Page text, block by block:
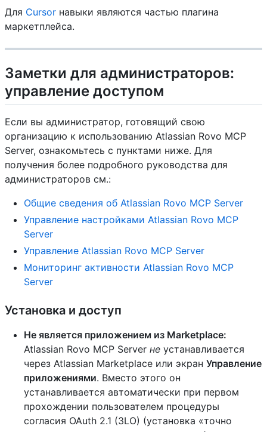
Для Cursor навыки являются частью плагина
маркетплейса.
Заметки для администраторов:
управление доступом
Если вы администратор, готовящий свою
организацию к использованию Atlassian Rovo MCP
Server, ознакомьтесь с пунктами ниже. Для
получения более подробного руководства для
администраторов см.:
Общие сведения об Atlassian Rovo MCP Server
Управление настройками Atlassian Rovo MCP
Server
Управление Atlassian Rovo MCP Server
Мониторинг активности Atlassian Rovo MCP
Server
Установка и доступ
Не является приложением из Marketplace:
Atlassian Rovo MCP Server не устанавливается
через Atlassian Marketplace или экран Управление
приложениями. Вместо этого он
устанавливается автоматически при первом
прохождении пользователем процедуры
согласия OAuth 2.1 (3LO) (установка «точно